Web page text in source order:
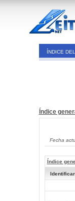
ÍNDICE
Índice
Fecha
Índice